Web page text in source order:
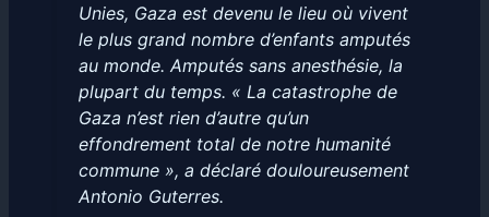
Unies, Gaza est devenu le lieu où vivent
le plus grand nombre d’enfants amputés
au monde. Amputés sans anesthésie, la
plupart du temps. « La catastrophe de
Gaza n’est rien d’autre qu’un
effondrement total de notre humanité
commune », a déclaré douloureusement
Antonio Guterres.